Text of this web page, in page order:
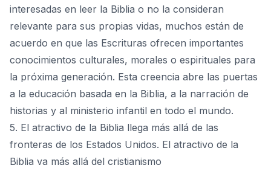
interesadas en leer la Biblia o no la consideran
relevante para sus propias vidas, muchos están de
acuerdo en que las Escrituras ofrecen importantes
conocimientos culturales, morales o espirituales para
la próxima generación. Esta creencia abre las puertas
a la educación basada en la Biblia, a la narración de
historias y al ministerio infantil en todo el mundo.
5. El atractivo de la Biblia llega más allá de las
fronteras de los Estados Unidos. El atractivo de la
Biblia va más allá del cristianismo